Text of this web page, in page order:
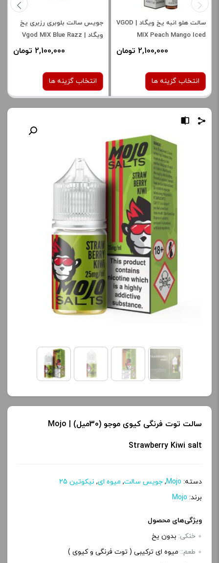
سالت هلو انبه یخ ویگاد | VGOD
MIX Peach Mango Iced
2,100,000 تومان
انتخاب گزینه ها
صاف
برای فعال شدن سبد خرید و
نمایش قیمت ، گزینه های
محصول را از کادر بالا انتخاب
آخرین بروزرسانی
تمامی قیمت ها بروز
افزودن به سبد خرید
پ
ی
جویس سالت بلوبری رزبری یخ
ویگاد | Vgod MIX Blue Razz
2,100,000 تومان
انتخاب گزینه ها
برای فعال شدن سبد خرید و
نمایش قیمت ، گزینه های
کنید.
آخرین بروزرسانی
قیمت: 20 ساعت پیش
تمامی قیمت ها بروز
هستند.
افزودن به سبد خرید
پ
سالت توت فرنگی کیوی موجو (30میل) | Mojo
Strawberry Kiwi salt
دسته: Mojo
, جویس سالت, میوه ای, نیکوتین 25
برند: Mojo
ویژگی‌های محصول
خنکی: بدون یخ
طعم:: میوه ای ترکیبی ( توت فرنگی و کیوی )